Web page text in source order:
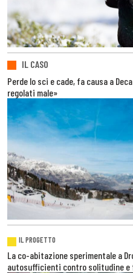
IL CASO
Perde lo sci e cade, fa causa a
regolati male»
IL PROGETTO
La co-abitazione sperimentale a
autosufficienti contro solitudine